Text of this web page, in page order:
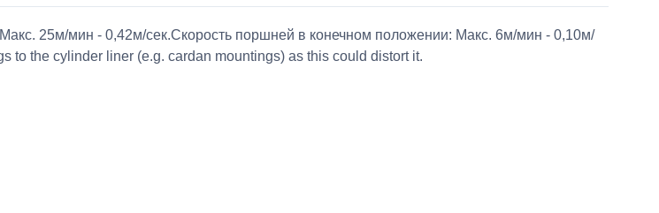
25м/мин - 0,42м/сек.Скорость поршней в конечном положении: Макс. 6м/мин - 0,10м/
to the cylinder liner (e.g. cardan mountings) as this could distort it.